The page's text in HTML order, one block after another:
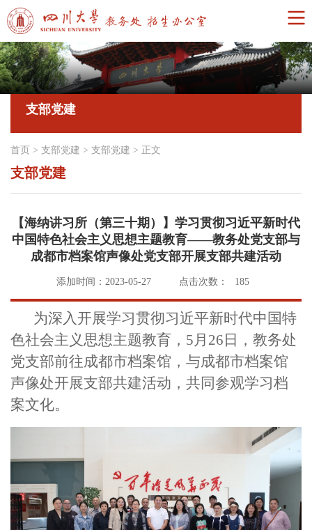
支部党建
首页 > 支部党建 > 支部党建 > 正文
支部党建
【海纳讲习所（第三十期）】学习贯彻习近平新时代
中国特色社会主义思想主题教育——教务处党支部与
成都市档案馆声像处党支部开展支部共建活动
添加时间：2023-05-27 点击次数： 185
为深入开展学习贯彻习近平新时代中国特
色社会主义思想主题教育，5月26日，教务处
党支部前往成都市档案馆，与成都市档案馆
声像处开展支部共建活动，共同参观学习档
案文化。